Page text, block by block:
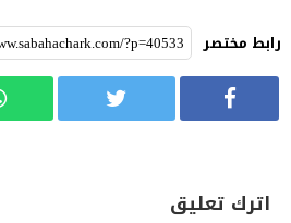
رابط مختصر
اترك تعليق